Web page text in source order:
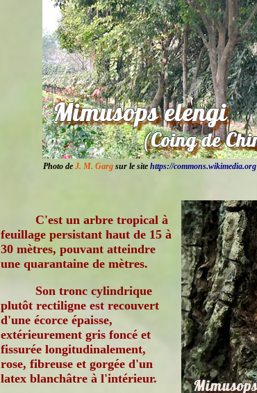
Photo de J. M. Garg sur le site https://commons.wikimedia.org
C'est un arbre tropical à
feuillage persistant haut de 15 à
30 mètres, pouvant atteindre
une quarantaine de mètres.
Son tronc cylindrique
plutôt rectiligne est recouvert
d'une écorce épaisse,
extérieurement gris foncé et
fissurée longitudinalement,
rose, fibreuse et gorgée d'un
latex blanchâtre à l'intérieur.